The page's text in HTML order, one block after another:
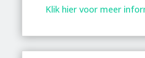
Klik hier voor meer